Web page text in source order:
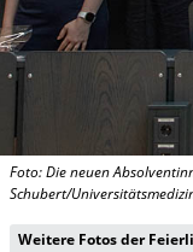
Foto: Die neuen
Schubert/
Weitere Fotos der